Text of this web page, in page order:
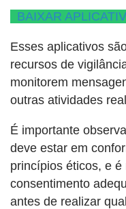
BAIXAR
Esses aplicativos
recursos de
monitorem
outras atividades
É importante
deve estar em
princípios éticos, e
consentimento
antes de realizar